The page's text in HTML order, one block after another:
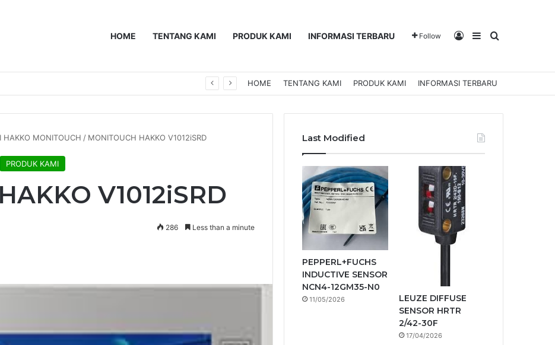
HOME TENTANG KAMI PRODUK KAMI INFORMASI TERBARU Follow Log InSidebarSearch for
30F HOME TENTANG KAMI PRODUK KAMI INFORMASI TERBARU
HAKKO MONITOUCH / MONITOUCH HAKKO V1012iSRD
PRODUK KAMI
V1012iSRD
286 Less than a minute
Last Modified
PEPPERL+FUCHS
INDUCTIVE SENSOR
NCN4-12GM35-N0
11/05/2026
LEUZE DIFFUSE
SENSOR HRTR
2/42-30F
17/04/2026